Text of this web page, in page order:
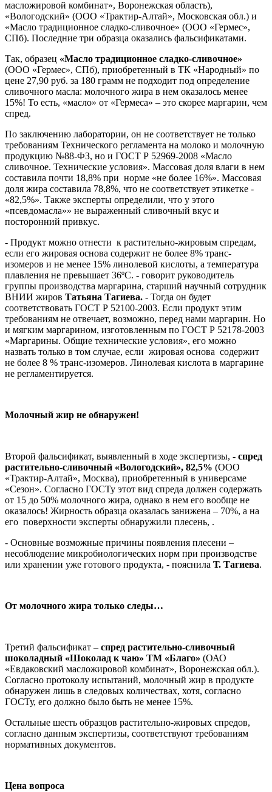
масложировой комбинат», Воронежская область),
«Вологодский» (ООО «Трактир-Алтай», Московская обл.) и
«Масло традиционное сладко-сливочное» (ООО «Гермес»,
СПб). Последние три образца оказались фальсификатами.
Так, образец «Масло традиционное сладко-сливочное»
(ООО «Гермес», СПб), приобретенный в ТК «Народный» по
цене 27,90 руб. за 180 грамм не подходит под определение
сливочного масла: молочного жира в нем оказалось менее
15%! То есть, «масло» от «Гермеса» – это скорее маргарин, чем
спред.
По заключению лаборатории, он не соответствует не только
требованиям Технического регламента на молоко и молочную
продукцию №88-ФЗ, но и ГОСТ Р 52969-2008 «Масло
сливочное. Технические условия». Массовая доля влаги в нем
составила почти 18,8% при норме «не более 16%». Массовая
доля жира составила 78,8%, что не соответствует этикетке -
«82,5%». Также эксперты определили, что у этого
«псевдомасла»» не выраженный сливочный вкус и
посторонний привкус.
- Продукт можно отнести к растительно-жировым спредам,
если его жировая основа содержит не более 8% транс-
изомеров и не менее 15% линолевой кислоты, а температура
плавления не превышает 36ºС. - говорит руководитель
группы производства маргарина, старший научный сотрудник
ВНИИ жиров Татьяна Тагиева. - Тогда он будет
соответствовать ГОСТ Р 52100-2003. Если продукт этим
требованиям не отвечает, возможно, перед нами маргарин. Но
и мягким маргарином, изготовленным по ГОСТ Р 52178-2003
«Маргарины. Общие технические условия», его можно
назвать только в том случае, если жировая основа содержит
не более 8 % транс-изомеров. Линолевая кислота в маргарине
не регламентируется.
Молочный жир не обнаружен!
Второй фальсификат, выявленный в ходе экспертизы, - спред
растительно-сливочный «Вологодский», 82,5% (ООО
«Трактир-Алтай», Москва), приобретенный в универсаме
«Сезон». Согласно ГОСТу этот вид спреда должен содержать
от 15 до 50% молочного жира, однако в нем его вообще не
оказалось! Жирность образца оказалась занижена – 70%, а на
его поверхности эксперты обнаружили плесень, .
- Основные возможные причины появления плесени –
несоблюдение микробиологических норм при производстве
или хранении уже готового продукта, - пояснила Т. Тагиева.
От молочного жира только следы…
Третий фальсификат – спред растительно-сливочный
шоколадный «Шоколад к чаю» ТМ «Благо» (ОАО
«Евдаковский масложировой комбинат», Воронежская обл.).
Согласно протоколу испытаний, молочный жир в продукте
обнаружен лишь в следовых количествах, хотя, согласно
ГОСТу, его должно было быть не менее 15%.
Остальные шесть образцов растительно-жировых спредов,
согласно данным экспертизы, соответствуют требованиям
нормативных документов.
Цена вопроса